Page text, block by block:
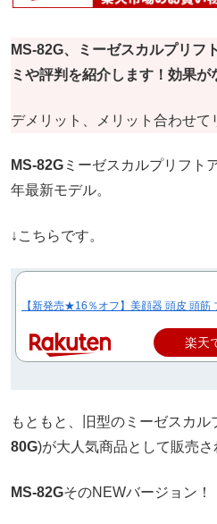
MS-82G、ミーゼスカルプリフ
ミや評判を紹介します！ 効果が
デメリット、メリット合わせて
MS-82G ミーゼスカルプリフト
年最新モデル。
↓こちらです。
【新発売★16％オフ】美顔器 頭皮 頭
楽天
もともと、旧型のミーゼスカ
80G)が大人気商品として販売さ
MS-82GそのNEWバージョン！